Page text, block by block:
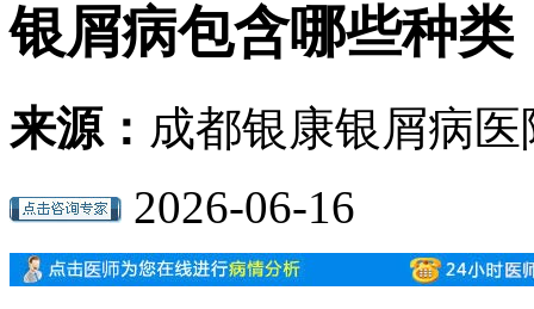
银屑病包含哪些种类
来源： 成都银康银屑病医
2026-06-16